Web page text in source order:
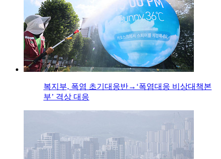
복지부, 폭염 초기대응반→‘폭염대응 비상대책본
부’ 격상 대응